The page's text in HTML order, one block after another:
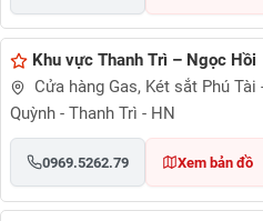
Khu vực Thanh Trì – Ngọc Hồi
Cửa hàng Gas, Két sắt Phú
Quỳnh - Thanh Trì - HN
0969.5262.79 Xem bản đồ